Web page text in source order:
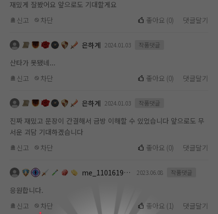
재밌게 잘봤어요 앞으로도 기대할게요
신고
차단 좋아요 (0) 댓글달기
은하계 2024.01.03 작품댓글
산타가 못됐네...
신고
차단 좋아요 (0) 댓글달기
은하계 2024.01.03 작품댓글
진짜 재밌고 문장이 간결해서 금방 이해할 수 있었습니다 앞으로도 무
서운 괴담 기대하겠습니다
신고
차단 좋아요 (0) 댓글달기
me_1101619112 2023.06.08 작품댓글
응원합니다.
신고
차단 좋아요 (1) 댓글달기